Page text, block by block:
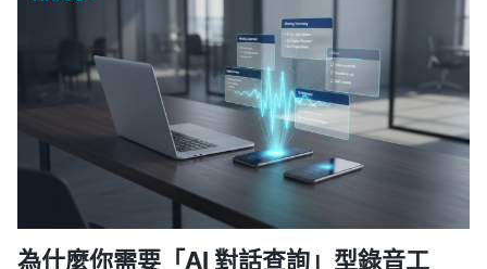
為什麼你需要「AI 對話查詢」型錄音工